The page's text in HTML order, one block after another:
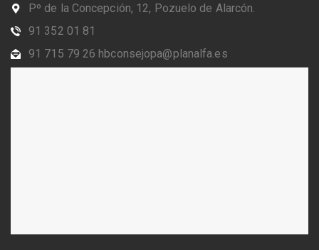
Pº de la Concepción, 12, Pozuelo de Alarcón.
91 352 01 81
91 715 79 26 hbconsejopa@planalfa.es